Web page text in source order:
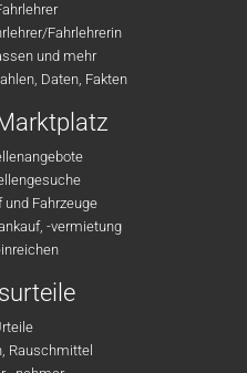
Fahrlehrerin
und mehr
Daten, Fakten
und Fahrzeuge
-vermietung
Rauschmittel